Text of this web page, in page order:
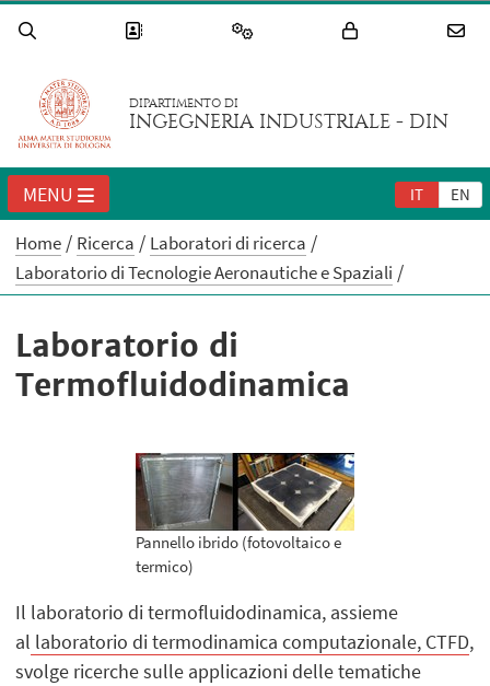
DIPARTIMENTO DI
INGEGNERIA INDUSTRIALE - DIN
IT EN
MENU
Home Ricerca
Laboratori di ricerca
Laboratorio di Tecnologie Aeronautiche e Spaziali
Laboratorio di
Termofluidodinamica
Pannello ibrido (fotovoltaico e
termico)
Il laboratorio di termofluidodinamica, assieme
al laboratorio di termodinamica computazionale, CTFD,
svolge ricerche sulle applicazioni delle tematiche